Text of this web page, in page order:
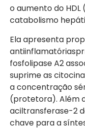
o aumento do
catabolismo
Ela apresenta
fosfolipase A2
suprime as
a concentração
(protetora). Além
aciltransferase-2
chave para a